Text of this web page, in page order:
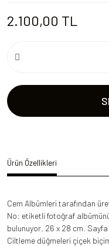
2.100,00 TL
Ürün Özellikleri
Cem Albümleri tarafından
No: etiketli fotoğraf
bulunuyor. 26 x 28 cm.
Ciltleme düğmeleri çiçek